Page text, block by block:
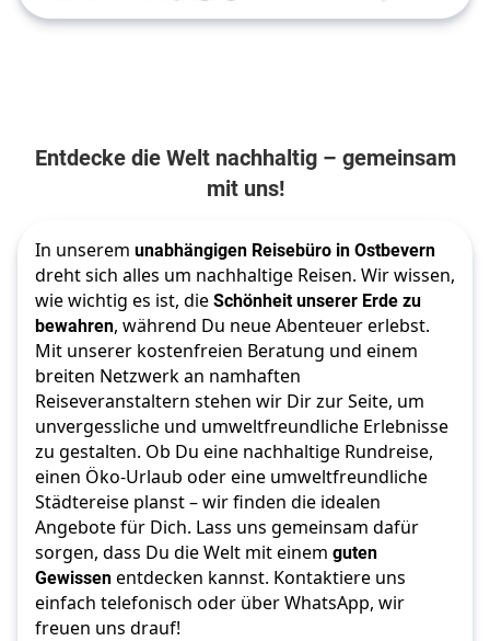
Entdecke die Welt nachhaltig – gemeinsam
mit uns!
In unserem unabhängigen Reisebüro in Ostbevern
dreht sich alles um nachhaltige Reisen. Wir wissen,
wie wichtig es ist, die Schönheit unserer Erde zu
bewahren, während Du neue Abenteuer erlebst.
Mit unserer kostenfreien Beratung und einem
breiten Netzwerk an namhaften
Reiseveranstaltern stehen wir Dir zur Seite, um
unvergessliche und umweltfreundliche Erlebnisse
zu gestalten. Ob Du eine nachhaltige Rundreise,
einen Öko-Urlaub oder eine umweltfreundliche
Städtereise planst – wir finden die idealen
Angebote für Dich. Lass uns gemeinsam dafür
sorgen, dass Du die Welt mit einem guten
Gewissen entdecken kannst. Kontaktiere uns
einfach telefonisch oder über WhatsApp, wir
freuen uns drauf!